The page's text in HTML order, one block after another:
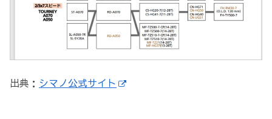
出典： シマノ公式サイト